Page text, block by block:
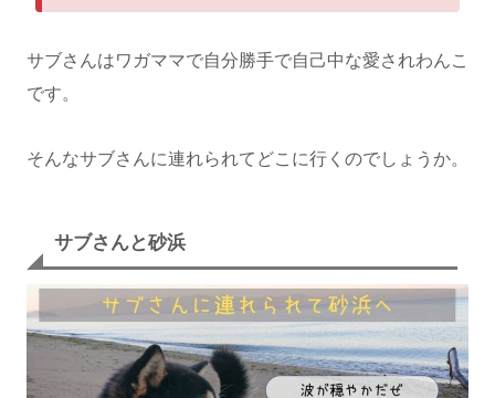
サブさんはワガママで自分勝手で自己中な愛されわんこ
です。
そんなサブさんに連れられてどこに行くのでしょうか。
サブさんと砂浜